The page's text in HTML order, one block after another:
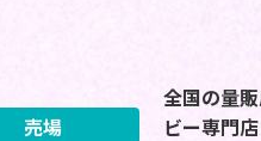
売場
全国の量
ビー専門